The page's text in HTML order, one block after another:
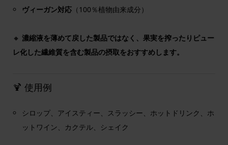
ヴィーガン対応 （100％植物由来成分）
🔸 濃縮液を薄めて戻した製品ではなく、果実を搾ったりピュー
レ化した繊維質を含む製品の摂取をおすすめします。
🍹 使用例
シロップ、アイスティー、スラッシー、ホットドリンク、ホ
ットワイン、カクテル、シェイク